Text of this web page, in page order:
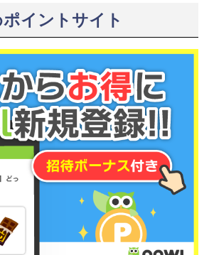
イントサイト